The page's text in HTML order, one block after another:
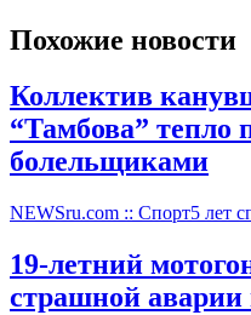
Похожие новости
Коллектив
“Тамбова” тепло
болельщиками
NEWSru.com :: Спорт5 лет
19-летний
страшной